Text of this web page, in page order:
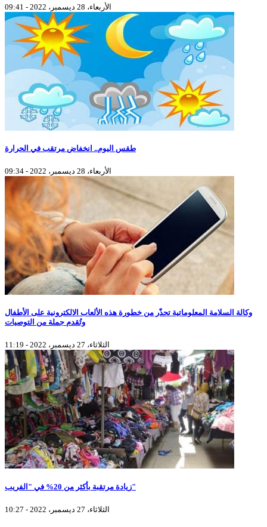
الأربعاء، 28 ديسمبر، 2022 - 09:41
طقس اليوم.. انخفاض مرتقب في الحرارة
الأربعاء، 28 ديسمبر، 2022 - 09:34
وكالة السلامة المعلوماتية تحذّر من خطورة هذه الألعاب الالكترونية على الأطفال
وتُقدم جملة من التوصيات
الثلاثاء، 27 ديسمبر، 2022 - 11:19
زيادة مرتقبة بأكثر من 20% في "الفريب"
الثلاثاء، 27 ديسمبر، 2022 - 10:27